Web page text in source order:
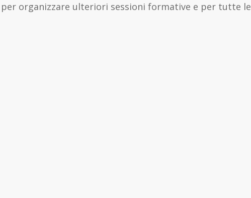
organizzare ulteriori sessioni formative e per tutte le